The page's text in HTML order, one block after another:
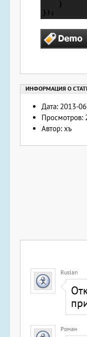
    }
});
Дата: 2013-
Просмотров:
Автор: хъ
Ruslan
Роман